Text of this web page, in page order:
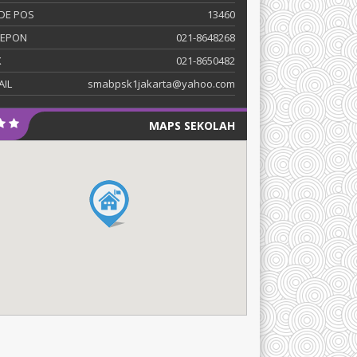
POS
13460
021-8648268
021-8650482
smabpsk1jakarta@yahoo.com
MAPS SEKOLAH